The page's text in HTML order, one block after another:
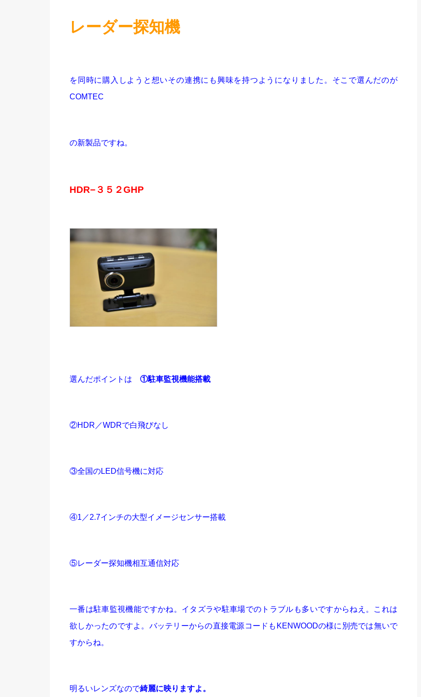
レーダー探知機
を同時に購入しようと想いその連携にも興味を持つようになりました。そこで選んだのが
COMTEC
の新製品ですね。
HDR−３５２GHP
選んだポイントは ①駐車監視機能搭載
②HDR／WDRで白飛びなし
③全国のLED信号機に対応
④1／2.7インチの大型イメージセンサー搭載
⑤レーダー探知機相互通信対応
一番は駐車監視機能ですかね。イタズラや駐車場でのトラブルも多いですからねえ。これは
欲しかったのですよ。バッテリーからの直接電源コードもKENWOODの様に別売では無いで
すからね。
明るいレンズなので綺麗に映りますよ。